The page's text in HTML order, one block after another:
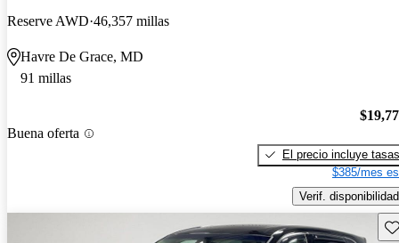
Reserve AWD 46,357 millas
Havre De Grace, MD
91 millas
Buena oferta
El precio incluye tasas
$385/mes
Verif. disponibilidad